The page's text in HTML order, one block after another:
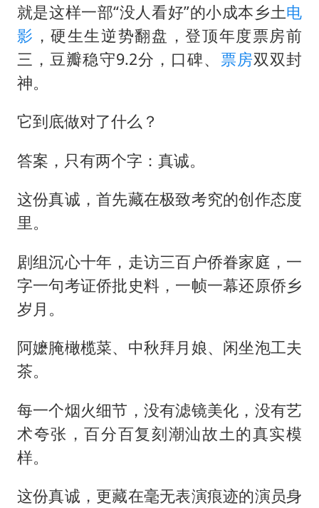
就是这样一部“没人看好”的小成本乡土电
影 ，硬生生逆势翻盘，登顶年度票房前
三，豆瓣稳守9.2分，口碑、 票房双双封
神。
它到底做对了什么？
答案，只有两个字：真诚。
这份真诚，首先藏在极致考究的创作态度
里。
剧组沉心十年，走访三百户侨眷家庭，一
字一句考证侨批史料，一帧一幕还原侨乡
岁月。
阿嬷腌橄榄菜、中秋拜月娘、闲坐泡工夫
茶。
每一个烟火细节，没有滤镜美化，没有艺
术夸张，百分百复刻潮汕故土的真实模
样。
这份真诚，更藏在毫无表演痕迹的演员身